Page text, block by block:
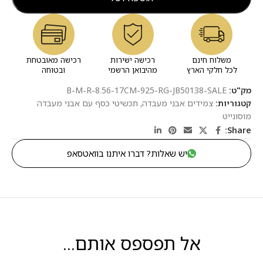
משלוח חינם
לכל חלקי הארץ
רכישה ישירות
מהיבואן הרשמי
רכישה מאובטחת
ובטוחה
מק"ט: B-M-R-8.56-17CM-925-RG-JB50138-SALE
קטגוריות: צמידים אבני מעבדה, תכשיטי כסף עם אבני מעבדה
מוסונייט
Share:
יש שאלות? דברו איתנו בוואטסאפ
אל תפספס אותם...